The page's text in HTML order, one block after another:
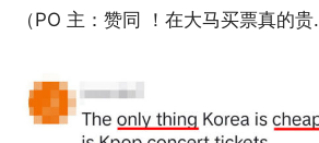
（PO 主：赞同 ！在大马买票真的贵